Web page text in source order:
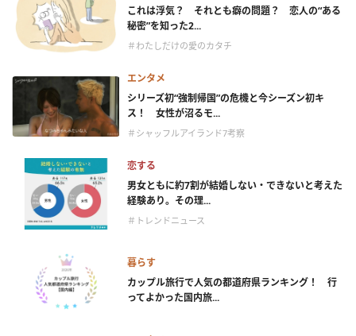
これは浮気？ それとも癖の問題？ 恋人の“ある
秘密”を知った2...
＃わたしだけの愛のカタチ
エンタメ
シリーズ初“強制帰国”の危機と今シーズン初キ
ス！ 女性が沼るモ...
＃シャッフルアイランド7考察
恋する
男女ともに約7割が結婚しない・できないと考えた
経験あり。その理...
＃トレンドニュース
暮らす
カップル旅行で人気の都道府県ランキング！ 行
ってよかった国内旅...